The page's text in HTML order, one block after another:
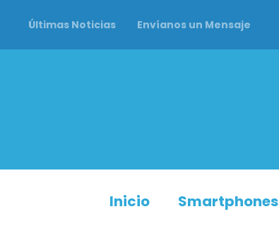
Últimas Noticias Envíanos un Mensaje
Inicio Smartphones